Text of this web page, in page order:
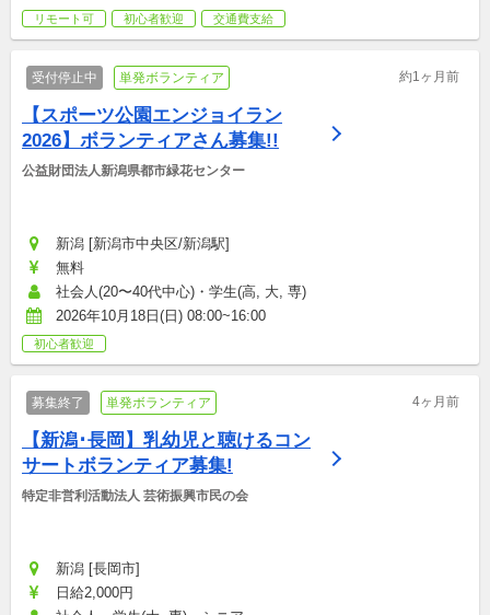
リモート可 初心者歓迎 交通費支給
受付停止中 単発ボランティア 約1ヶ月前
【スポーツ公園エンジョイラン
2026】ボランティアさん募集!!
公益財団法人新潟県都市緑花センター
新潟 [新潟市中央区/新潟駅]
無料
社会人(20〜40代中心)・学生(高, 大, 専)
2026年10月18日(日) 08:00~16:00
初心者歓迎
募集終了 単発ボランティア 4ヶ月前
【新潟･長岡】乳幼児と聴けるコン
サートボランティア募集!
特定非営利活動法人 芸術振興市民の会
新潟 [長岡市]
日給2,000円